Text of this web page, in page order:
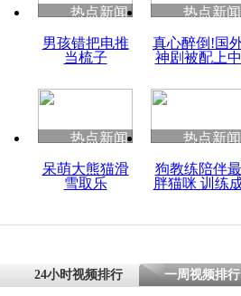
热点新闻
男孩错把电推
当梳子
热点新闻
真心醉倒!国
神剧被配上中
热点新闻
呆萌大熊猫滑
雪取乐
热点新闻
狗教练陪伴最
胖猫咪 训练
24小时视频排行 一周视频排行